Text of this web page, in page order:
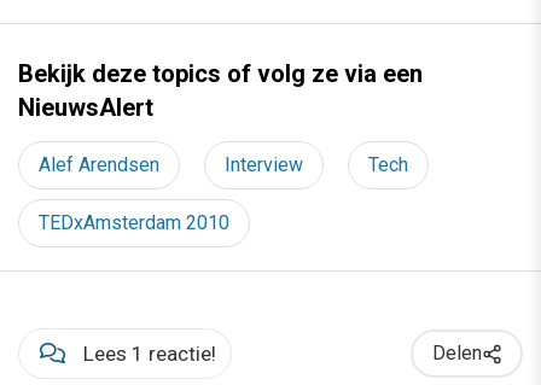
Bekijk deze topics of volg ze via een
NieuwsAlert
Alef Arendsen Interview Tech
TEDxAmsterdam 2010
Lees 1 reactie! Delen